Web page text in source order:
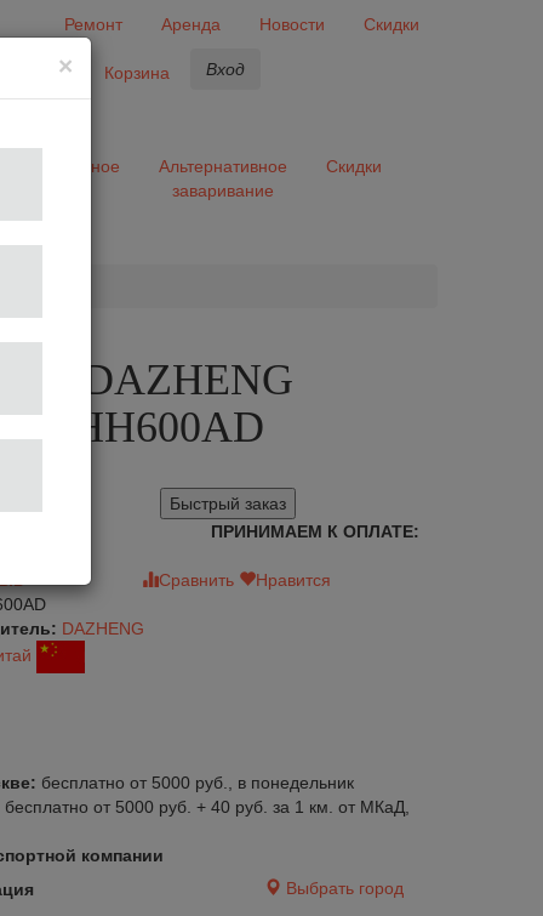
Ремонт Аренда Новости
Скидки
Корзина Вход
Разное
Альтернативное
заваривание
Скидки
DAZHENG
LHH600AD
Быстрый заказ
ПРИНИМАЕМ К ОПЛАТЕ:
Сравнить
Нравится
DAZHENG
бесплатно от 5000 руб., в понедельник
бесплатно от 5000 руб. + 40 руб. за 1 км. от МКаД,
компании
Выбрать город
×